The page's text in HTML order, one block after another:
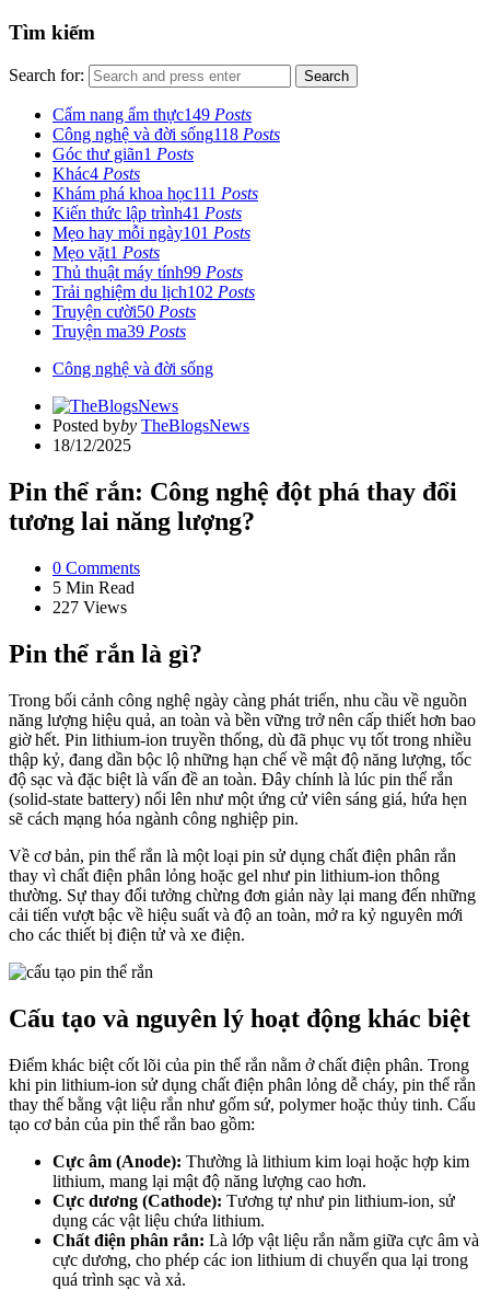
Tìm kiếm
Search for: Search
Cẩm nang ẩm thực149 Posts
Công nghệ và đời sống118 Posts
Góc thư giãn1 Posts
Khác4 Posts
Khám phá khoa học111 Posts
Kiến thức lập trình41 Posts
Mẹo hay mỗi ngày101 Posts
Mẹo vặt1 Posts
Thủ thuật máy tính99 Posts
Trải nghiệm du lịch102 Posts
Truyện cười50 Posts
Truyện ma39 Posts
Công nghệ và đời sống
Posted byby TheBlogsNews
18/12/2025
Pin thể rắn: Công nghệ đột phá thay đổi
tương lai năng lượng?
0 Comments
5 Min Read
227 Views
Pin thể rắn là gì?
Trong bối cảnh công nghệ ngày càng phát triển, nhu cầu về nguồn
năng lượng hiệu quả, an toàn và bền vững trở nên cấp thiết hơn bao
giờ hết. Pin lithium-ion truyền thống, dù đã phục vụ tốt trong nhiều
thập kỷ, đang dần bộc lộ những hạn chế về mật độ năng lượng, tốc
độ sạc và đặc biệt là vấn đề an toàn. Đây chính là lúc pin thể rắn
(solid-state battery) nổi lên như một ứng cử viên sáng giá, hứa hẹn
sẽ cách mạng hóa ngành công nghiệp pin.
Về cơ bản, pin thể rắn là một loại pin sử dụng chất điện phân rắn
thay vì chất điện phân lỏng hoặc gel như pin lithium-ion thông
thường. Sự thay đổi tưởng chừng đơn giản này lại mang đến những
cải tiến vượt bậc về hiệu suất và độ an toàn, mở ra kỷ nguyên mới
cho các thiết bị điện tử và xe điện.
Cấu tạo và nguyên lý hoạt động khác biệt
Điểm khác biệt cốt lõi của pin thể rắn nằm ở chất điện phân. Trong
khi pin lithium-ion sử dụng chất điện phân lỏng dễ cháy, pin thể rắn
thay thế bằng vật liệu rắn như gốm sứ, polymer hoặc thủy tinh. Cấu
tạo cơ bản của pin thể rắn bao gồm:
Cực âm (Anode): Thường là lithium kim loại hoặc hợp kim
lithium, mang lại mật độ năng lượng cao hơn.
Cực dương (Cathode): Tương tự như pin lithium-ion, sử
dụng các vật liệu chứa lithium.
Chất điện phân rắn: Là lớp vật liệu rắn nằm giữa cực âm và
cực dương, cho phép các ion lithium di chuyển qua lại trong
quá trình sạc và xả.